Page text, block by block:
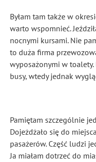
Byłam tam także w
warto wspomnieć.
nocnymi kursami. Nie
to duża firma
wyposażonymi w
busy, wtedy jednak
Pamiętam szczególnie
Dojeżdżało się do
pasażerów. Część ludzi
Ja miałam dotrzeć do